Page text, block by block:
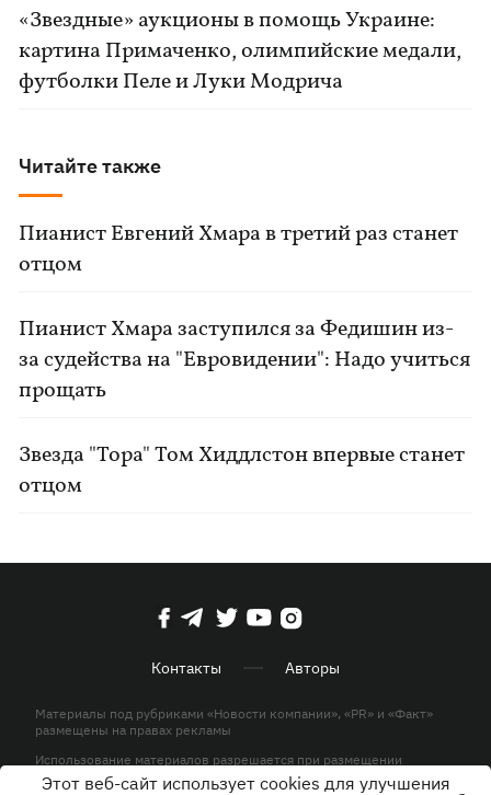
«Звездные» аукционы в помощь Украине:
картина Примаченко, олимпийские медали,
футболки Пеле и Луки Модрича
Читайте также
Пианист Евгений Хмара в третий раз станет
отцом
Пианист Хмара заступился за Федишин из-
за судейства на "Евровидении": Надо учиться
прощать
Звезда "Тора" Том Хиддлстон впервые станет
отцом
Контакты Авторы
Материалы под рубриками «Новости компании», «PR» и «Факт»
размещены на правах рекламы
Использование материалов разрешается при размещении
активной гиперссылки на KP.UA в первом абзаце.
Этот веб-сайт использует cookies для улучшения